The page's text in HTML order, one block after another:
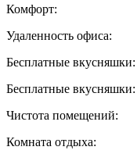
Комфорт:
Удаленность офиса:
Бесплатные вкусняшки:
Бесплатные вкусняшки:
Чистота помещений:
Комната отдыха: